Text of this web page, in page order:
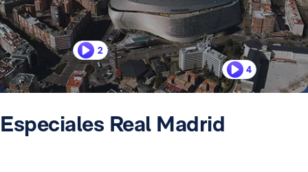
2
4
Especiales Real Madrid